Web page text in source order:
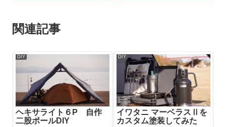
関連記事
DIY
ヘキサライト６P 自作
二股ポールDIY
DIY
イワタニ マーベラスⅡを
カスタム塗装してみた